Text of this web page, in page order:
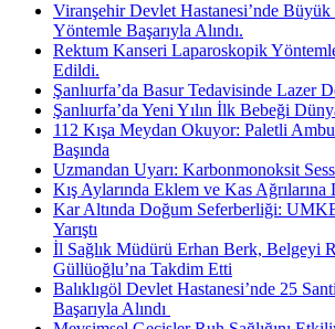
Viranşehir Devlet Hastanesi’nde
Yöntemle Başarıyla Alındı.
Rektum Kanseri Laparoskopik
Edildi.
Şanlıurfa’da Basur Tedavisinde Lazer
Şanlıurfa’da Yeni Yılın İlk Bebeği
112 Kışa Meydan Okuyor: Paletli
Başında
Uzmandan Uyarı: Karbonmonoksit
Kış Aylarında Eklem ve Kas Ağrılarına
Kar Altında Doğum Seferberliği:
Yarıştı
İl Sağlık Müdürü Erhan Berk, Belgeyi
Güllüoğlu’na Takdim Etti
Balıklıgöl Devlet Hastanesi’nde 25
Başarıyla Alındı ​